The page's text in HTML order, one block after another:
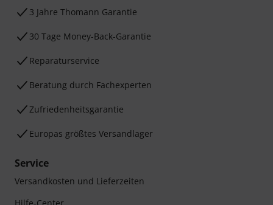
3 Jahre Thomann Garantie
30 Tage Money-Back-Garantie
Reparaturservice
Beratung durch Fachexperten
Zufriedenheitsgarantie
Europas größtes Versandlager
Service
Versandkosten und Lieferzeiten